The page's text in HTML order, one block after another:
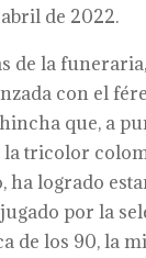
de 2022.
de la
con el
que, a
tricolor
ha logrado
por la
de los 90, la